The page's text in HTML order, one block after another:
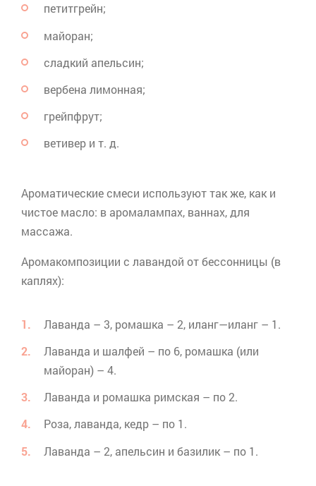
петитгрейн;
майоран;
сладкий апельсин;
вербена лимонная;
грейпфрут;
ветивер и т. д.
Ароматические смеси используют так же, как и
чистое масло: в аромалампах, ваннах, для
массажа.
Аромакомпозиции с лавандой от бессонницы (в
каплях):
Лаванда – 3, ромашка – 2, иланг—иланг – 1.
Лаванда и шалфей – по 6, ромашка (или
майоран) – 4.
Лаванда и ромашка римская – по 2.
Роза, лаванда, кедр – по 1.
Лаванда – 2, апельсин и базилик – по 1.